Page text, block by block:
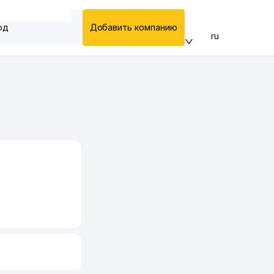
Добавить компанию
ru